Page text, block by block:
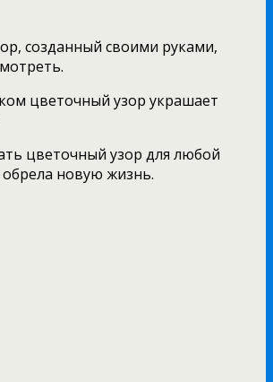
созданный своими руками,
цветочный узор украшает
цветочный узор для любой
новую жизнь.